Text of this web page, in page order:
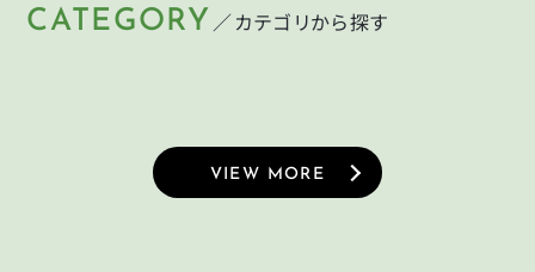
CATEGORY ／カテゴリから探す
HELMET LIGHT
VIEW MORE